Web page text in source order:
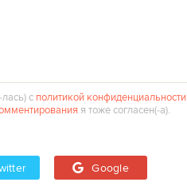
с политикой конфиденциальности
я тоже согласен(‑а).
Google